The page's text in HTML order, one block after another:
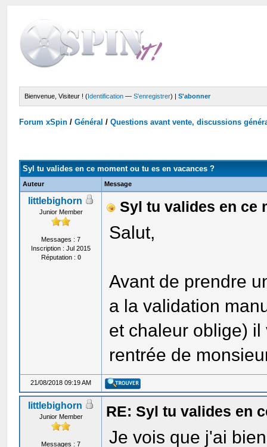
Bienvenue, Visiteur ! (Identification —S'enregistrer) |S'abonner
Forum xSpin /Général /Questions avant vente, discussions
Syl tu valides en ce moment ou tu es en vacances ?
Auteur Message
littlebighorn
Junior Member
Messages : 7
Inscription : Jul 2015
Réputation : 0
Syl tu valides en ce
Salut,
Avant de prendre
a la validation
et chaleur oblige)
rentrée de
21/08/2018 09:19 AM
littlebighorn
Junior Member
Messages : 7
RE: Syl tu valides en
Je vois que j'ai